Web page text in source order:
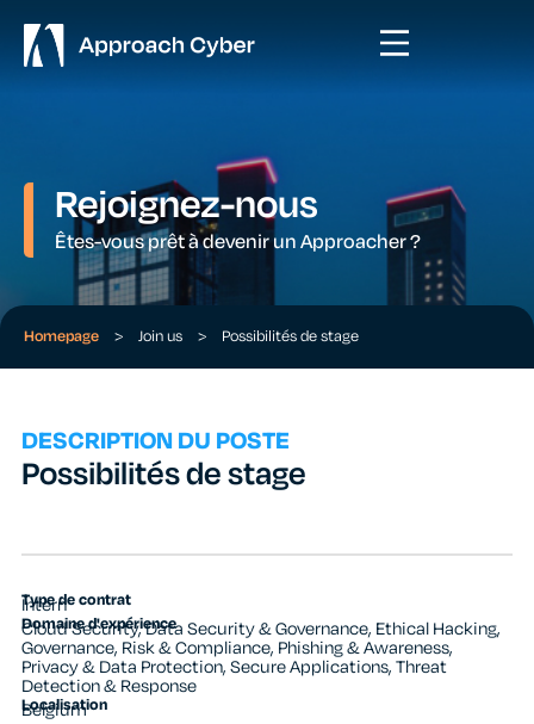
Rejoignez-nous
Êtes-vous prêt à devenir un Approacher ?
Homepage > Join us > Possibilités de stage
DESCRIPTION DU POSTE
Possibilités de stage
Type de contrat
Intern
Domaine d'expérience
Cloud Security,Data Security & Governance, Ethical Hacking,
Governance, Risk & Compliance, Phishing & Awareness,
Privacy & Data Protection,Secure Applications,Threat
Detection & Response
Localisation
Belgium